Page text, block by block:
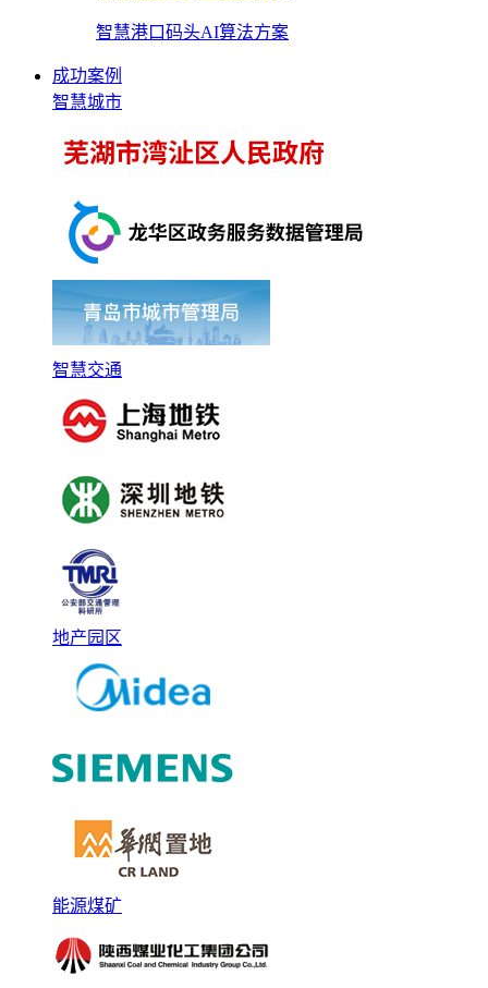
智慧港口码头AI算法方案
成功案例
智慧城市
智慧交通
地产园区
能源煤矿